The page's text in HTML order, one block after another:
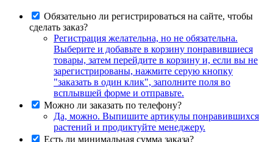
Обязательно ли регистрироваться на сайте, чтобы
сделать заказ?
Регистрация желательна, но не обязательна.
Выберите и добавьте в корзину понравившиеся
товары, затем перейдите в корзину и, если вы не
зарегистрированы, нажмите серую кнопку
"заказать в один клик", заполните поля во
всплывшей форме и отправьте.
Можно ли заказать по телефону?
Да, можно. Выпишите артикулы понравившихся
растений и продиктуйте менеджеру.
Есть ли минимальная сумма заказа?